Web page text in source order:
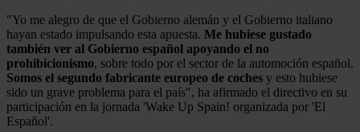
"Yo me alegro de que el Gobierno alemán y el Gobierno italiano
hayan estado impulsando esta apuesta. Me hubiese gustado
también ver al Gobierno español apoyando el no
prohibicionismo, sobre todo por el sector de la automoción español.
Somos el segundo fabricante europeo de coches y esto hubiese
sido un grave problema para el país", ha afirmado el directivo en su
participación en la jornada 'Wake Up Spain! organizada por 'El
Español'.